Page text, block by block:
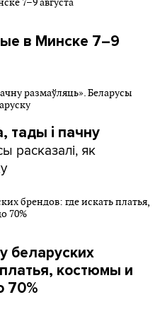
в Минске 7–9
тады і пачну
расказалі, як
беларуских
костюмы и
70%